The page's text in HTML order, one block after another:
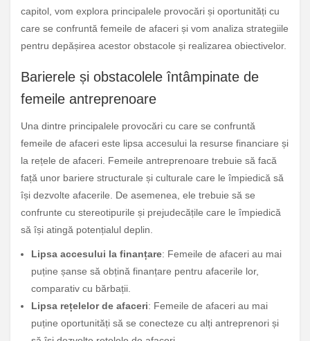
capitol, vom explora principalele provocări și oportunități cu
care se confruntă femeile de afaceri și vom analiza strategiile
pentru depășirea acestor obstacole și realizarea obiectivelor.
Barierele și obstacolele întâmpinate de
femeile antreprenoare
Una dintre principalele provocări cu care se confruntă
femeile de afaceri este lipsa accesului la resurse financiare și
la rețele de afaceri. Femeile antreprenoare trebuie să facă
față unor bariere structurale și culturale care le împiedică să
își dezvolte afacerile. De asemenea, ele trebuie să se
confrunte cu stereotipurile și prejudecățile care le împiedică
să își atingă potențialul deplin.
Lipsa accesului la finanțare: Femeile de afaceri au mai
puține șanse să obțină finanțare pentru afacerile lor,
comparativ cu bărbații.
Lipsa rețelelor de afaceri: Femeile de afaceri au mai
puține oportunități să se conecteze cu alți antreprenori și